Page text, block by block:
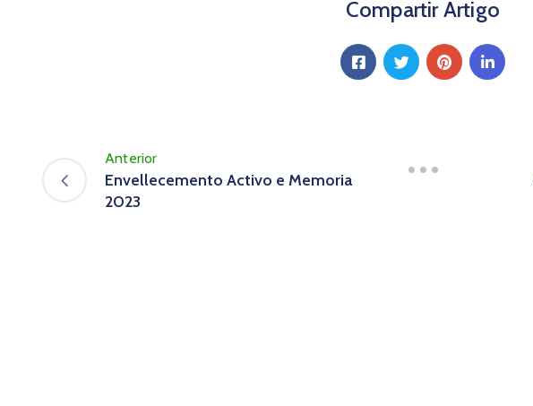
Compartir Artigo
Anterior
Envellecemento Activo e Memoria
2023